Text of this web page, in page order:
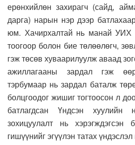
ерөнхийлөн захирагч (сайд,
дарга) нарын нэр дээр
юм. Хачирхалтай нь манай УИХ
тоогоор болон бие төлөөлөгч,
гэж төсөв хуваарилуулж аваад
ажиллагааны зардал гэж
тэрбумаар нь зардал баталж
болцгоодог жишиг тогтоосон л
батлагдсан Үндсэн хуулийн
зохицуулалт нь
гишүүнийг эгүүлэн татах